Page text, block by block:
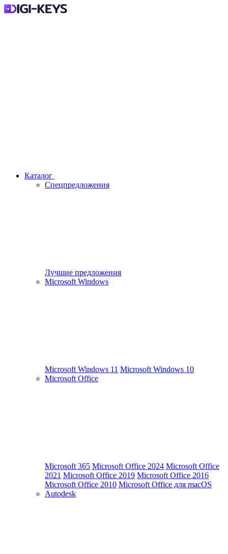
Каталог
Спецпредложения
Лучшие предложения
Microsoft Windows
Microsoft Windows 11 Microsoft Windows 10
Microsoft Office
Microsoft 365 Microsoft Office 2024 Microsoft Office
2021 Microsoft Office 2019 Microsoft Office 2016
Microsoft Office 2010 Microsoft Office для macOS
Autodesk